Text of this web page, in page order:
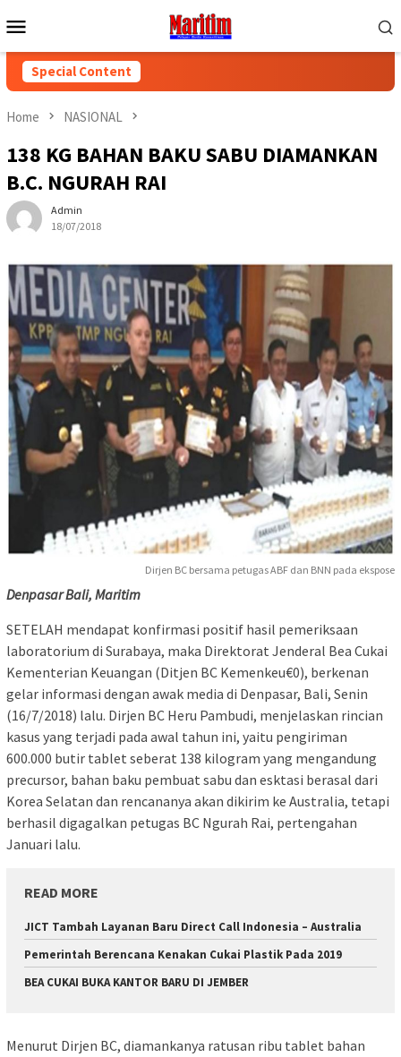
to
Menu
Special Content
Home NASIONAL
138 KG BAHAN BAKU SABU DIAMANKAN
B.C. NGURAH RAI
Admin
18/07/2018
Dirjen BC bersama petugas ABF dan BNN pada ekspose
Denpasar Bali, Maritim
SETELAH mendapat konfirmasi positif hasil pemeriksaan
laboratorium di Surabaya, maka Direktorat Jenderal Bea Cukai
Kementerian Keuangan (Ditjen BC Kemenkeu€0), berkenan
gelar informasi dengan awak media di Denpasar, Bali, Senin
(16/7/2018) lalu. Dirjen BC Heru Pambudi, menjelaskan rincian
kasus yang terjadi pada awal tahun ini, yaitu pengiriman
600.000 butir tablet seberat 138 kilogram yang mengandung
precursor, bahan baku pembuat sabu dan esktasi berasal dari
Korea Selatan dan rencananya akan dikirim ke Australia, tetapi
berhasil digagalkan petugas BC Ngurah Rai, pertengahan
Januari lalu.
READ MORE
JICT Tambah Layanan Baru Direct Call Indonesia – Australia
Pemerintah Berencana Kenakan Cukai Plastik Pada 2019
BEA CUKAI BUKA KANTOR BARU DI JEMBER
Menurut Dirjen BC, diamankanya ratusan ribu tablet bahan